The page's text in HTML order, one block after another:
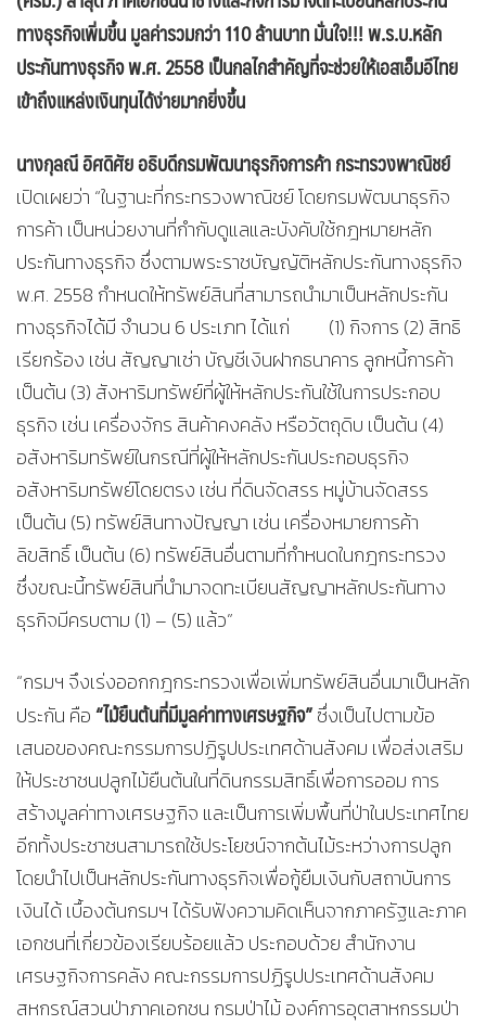
ทางธุรกิจเพิ่มขึ้น มูลค่ารวมกว่า110 ล้านบาท มั่นใจ!!! พ.ร.บ.หลัก
ประกันทางธุรกิจ พ.ศ. 2558 เป็นกลไกสำคัญที่จะช่วยให้เอสเอ็มอีไทย
เข้าถึงแหล่งเงินทุนได้ง่ายมากยิ่งขึ้น
นางกุลณี อิศดิศัย อธิบดีกรมพัฒนาธุรกิจการค้ากระทรวงพาณิชย์
เปิดเผยว่า “ในฐานะที่กระทรวงพาณิชย์ โดยกรมพัฒนาธุรกิจ
การค้า เป็นหน่วยงานที่กำกับดูแลและบังคับใช้กฎหมายหลัก
ประกันทางธุรกิจ ซึ่งตามพระราชบัญญัติหลักประกันทางธุรกิจ
พ.ศ. 2558 กำหนดให้ทรัพย์สินที่สามารถนำมาเป็นหลักประกัน
ทางธุรกิจได้มี จำนวน 6 ประเภท ได้แก่ (1) กิจการ (2) สิทธิ
เรียกร้อง เช่น สัญญาเช่า บัญชีเงินฝากธนาคาร ลูกหนี้การค้า
เป็นต้น (3) สังหาริมทรัพย์ที่ผู้ให้หลักประกันใช้ในการประกอบ
ธุรกิจ เช่น เครื่องจักร สินค้าคงคลัง หรือวัตถุดิบ เป็นต้น (4)
อสังหาริมทรัพย์ในกรณีที่ผู้ให้หลักประกันประกอบธุรกิจ
อสังหาริมทรัพย์โดยตรง เช่น ที่ดินจัดสรร หมู่บ้านจัดสรร
เป็นต้น (5) ทรัพย์สินทางปัญญา เช่น เครื่องหมายการค้า
ลิขสิทธิ์ เป็นต้น (6) ทรัพย์สินอื่นตามที่กำหนดในกฎกระทรวง
ซึ่งขณะนี้ทรัพย์สินที่นำมาจดทะเบียนสัญญาหลักประกันทาง
ธุรกิจมีครบตาม (1) – (5) แล้ว”
“กรมฯ จึงเร่งออกกฎกระทรวงเพื่อเพิ่มทรัพย์สินอื่นมาเป็นหลัก
ประกัน คือ“ไม้ยืนต้นที่มีมูลค่าทางเศรษฐกิจ”ซึ่งเป็นไปตามข้อ
เสนอของคณะกรรมการปฏิรูปประเทศด้านสังคม เพื่อส่งเสริม
ให้ประชาชนปลูกไม้ยืนต้นในที่ดินกรรมสิทธิ์เพื่อการออม การ
สร้างมูลค่าทางเศรษฐกิจ และเป็นการเพิ่มพื้นที่ป่าในประเทศไทย
อีกทั้งประชาชนสามารถใช้ประโยชน์จากต้นไม้ระหว่างการปลูก
โดยนำไปเป็นหลักประกันทางธุรกิจเพื่อกู้ยืมเงินกับสถาบันการ
เงินได้ เบื้องต้นกรมฯ ได้รับฟังความคิดเห็นจากภาครัฐและภาค
เอกชนที่เกี่ยวข้องเรียบร้อยแล้ว ประกอบด้วย สำนักงาน
เศรษฐกิจการคลัง คณะกรรมการปฏิรูปประเทศด้านสังคม
สหกรณ์สวนป่าภาคเอกชน กรมป่าไม้ องค์การอุตสาหกรรมป่า